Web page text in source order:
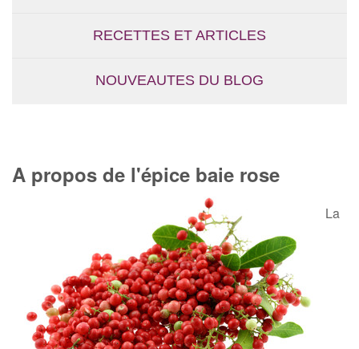
RECETTES ET ARTICLES
NOUVEAUTES DU BLOG
A propos de l'épice baie rose
La